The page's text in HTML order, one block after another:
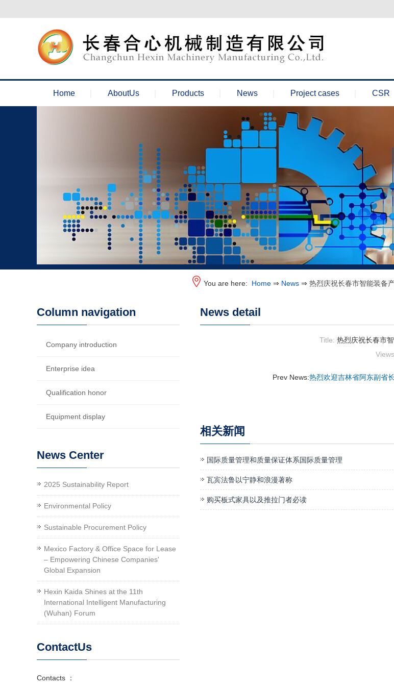
Home AboutUs Products News Project cases CSR
You are here: Home ⇒ News ⇒ 热烈庆祝长春市智能装备
News detail
Title: 热烈庆祝长春市
Prev News:热烈欢迎吉林省阿东副省
相关新闻
国际质量管理和质量保证体系国际质量管理
瓦宾法鲁以宁静和浪漫著称
购买板式家具以及推拉门者必读
Column navigation
Company introduction
Enterprise idea
Qualification honor
Equipment display
News Center
2025 Sustainability Report
Environmental Policy
Sustainable Procurement Policy
Mexico Factory & Office Space for Lease
– Empowering Chinese Companies'
Global Expansion
Hexin Kaida Shines at the 11th
International Intelligent Manufacturing
(Wuhan) Forum
ContactUs
Contacts ：